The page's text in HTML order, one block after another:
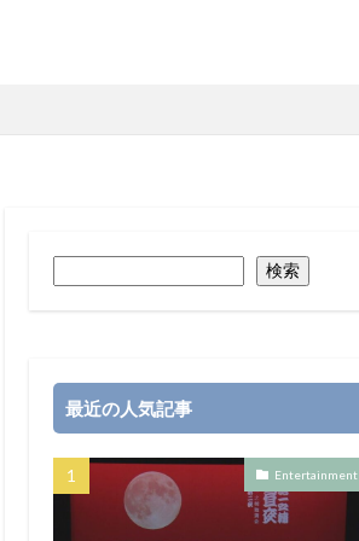
検索
最近の人気記事
Entertainment